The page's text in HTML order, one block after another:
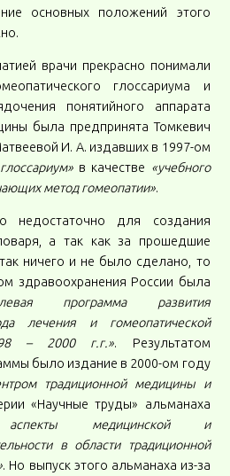
основных положений этого
врачи прекрасно понимали
глоссариума и
понятийного аппарата
была предпринята Томкевич
И. А. издавших в 1997-ом
в качестве «учебного
метод гомеопатии».
недостаточно для создания
а так как за прошедшие
ничего и не было сделано, то
здравоохранения России была
программа развития
лечения и гомеопатической
– 2000 г.г.». Результатом
было издание в 2000-ом году
традиционной медицины и
«Научные труды» альманаха
аспекты медицинской и
в области традиционной
. Но выпуск этого альманаха из-за